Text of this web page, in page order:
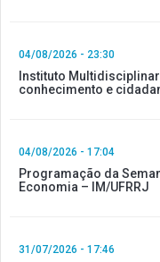
04/08/2026 - 23:30
Instituto
conhecimento e
04/08/2026 - 17:04
Programação da
Economia – IM/UFRRJ
31/07/2026 - 17:46